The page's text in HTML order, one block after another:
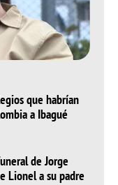
que habrían
a Ibagué
de Jorge
Lionel a su padre